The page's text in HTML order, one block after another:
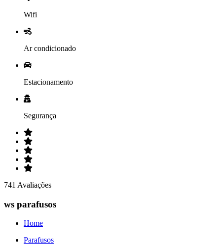
Wifi
Ar condicionado
Estacionamento
Segurança
741 Avaliações
ws parafusos
Home
Parafusos